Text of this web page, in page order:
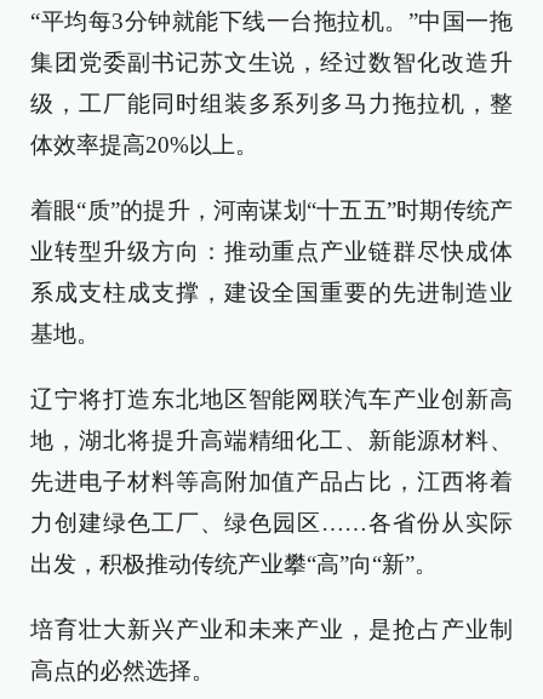
“平均每3分钟就能下线一台拖拉机。”中国一拖
集团党委副书记苏文生说，经过数智化改造升
级，工厂能同时组装多系列多马力拖拉机，整
体效率提高20%以上。
着眼“质”的提升，河南谋划“十五五”时期传统产
业转型升级方向：推动重点产业链群尽快成体
系成支柱成支撑，建设全国重要的先进制造业
基地。
辽宁将打造东北地区智能网联汽车产业创新高
地，湖北将提升高端精细化工、新能源材料、
先进电子材料等高附加值产品占比，江西将着
力创建绿色工厂、绿色园区……各省份从实际
出发，积极推动传统产业攀“高”向“新”。
培育壮大新兴产业和未来产业，是抢占产业制
高点的必然选择。